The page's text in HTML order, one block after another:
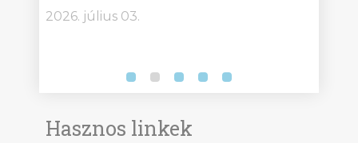
2026. július 03.
Hasznos linkek